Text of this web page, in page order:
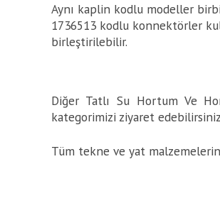
Aynı kaplin kodlu modeller
1736513 kodlu konnektörler
birleştirilebilir.
Diğer Tatlı Su Hortum Ve
kategorimizi ziyaret
Tüm tekne ve yat